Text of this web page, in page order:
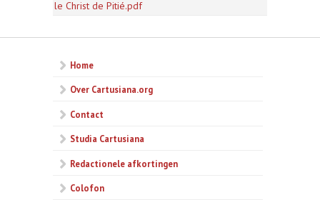
le Christ de Pitié.pdf
Home
Over Cartusiana.org
Contact
Studia Cartusiana
Redactionele afkortingen
Colofon